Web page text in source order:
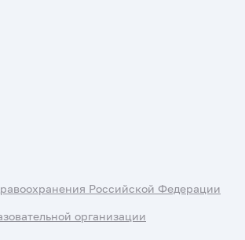
Российской Федерации
организации